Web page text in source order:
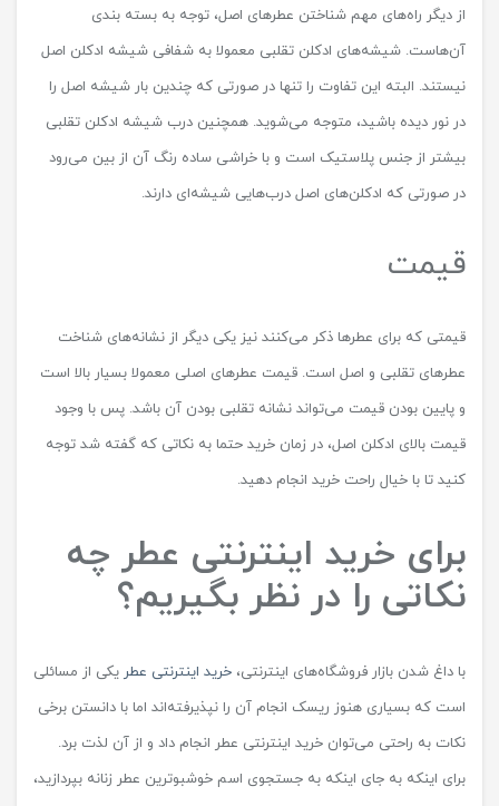
از دیگر راه‌های مهم شناختن عطرهای اصل، توجه به بسته بندی
آن‌هاست. شیشه‌های ادکلن تقلبی معمولا به شفافی شیشه ادکلن اصل
نیستند. البته این تفاوت را تنها در صورتی که چندین بار شیشه اصل را
در نور دیده باشید، متوجه می‌شوید. همچنین درب شیشه ادکلن تقلبی
بیشتر از جنس پلاستیک است و با خراشی ساده رنگ آن از بین می‌رود
در صورتی که ادکلن‌های اصل درب‌هایی شیشه‌ای دارند.
قیمت
قیمتی که برای عطرها ذکر می‌کنند نیز یکی دیگر از نشانه‌های شناخت
عطرهای تقلبی و اصل است. قیمت عطرهای اصلی معمولا بسیار بالا است
و پایین بودن قیمت می‌تواند نشانه تقلبی بودن آن باشد. پس با وجود
قیمت بالای ادکلن اصل، در زمان خرید حتما به نکاتی که گفته شد توجه
کنید تا با خیال راحت خرید انجام دهید.
برای خرید اینترنتی عطر چه
نکاتی را در نظر بگیریم؟
با داغ شدن بازار فروشگاه‌های اینترنتی، خرید اینترنتی عطر یکی از مسائلی
است که بسیاری هنوز ریسک انجام آن را نپذیرفته‌اند اما با دانستن برخی
نکات به راحتی می‌توان خرید اینترنتی عطر انجام داد و از آن لذت برد.
برای اینکه به جای اینکه به جستجوی اسم خوشبوترین عطر زنانه بپردازید،